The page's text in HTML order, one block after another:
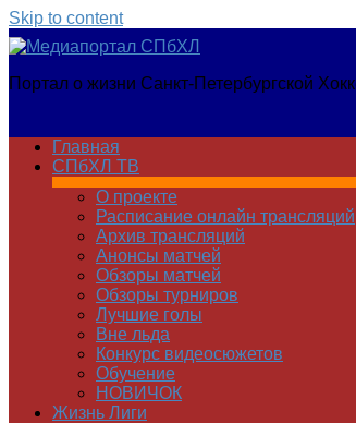
Skip to content
Медиапортал
Портал о жизни Санкт-Петербургской
Главная
СПбХЛ ТВ
О проекте
Расписание онлайн трансляций
Архив трансляций
Анонсы матчей
Обзоры матчей
Обзоры турниров
Лучшие голы
Вне льда
Конкурс видеосюжетов
Обучение
НОВИЧОК
Жизнь Лиги